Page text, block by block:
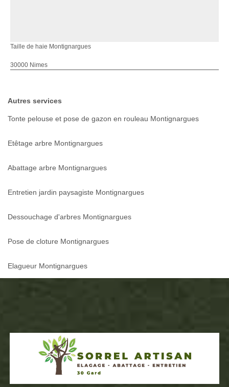
Taille de haie Montignargues
30000 Nimes
Autres services
Tonte pelouse et pose de gazon en rouleau Montignargues
Etêtage arbre Montignargues
Abattage arbre Montignargues
Entretien jardin paysagiste Montignargues
Dessouchage d'arbres Montignargues
Pose de cloture Montignargues
Elagueur Montignargues